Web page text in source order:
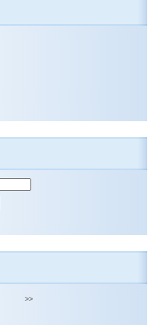
>>